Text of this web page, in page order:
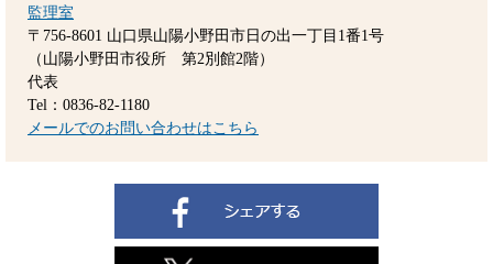
監理室
〒756-8601 山口県山陽小野田市日の出一丁目1番1号
（山陽小野田市役所 第2別館2階）
代表
Tel：0836-82-1180
メールでのお問い合わせはこちら